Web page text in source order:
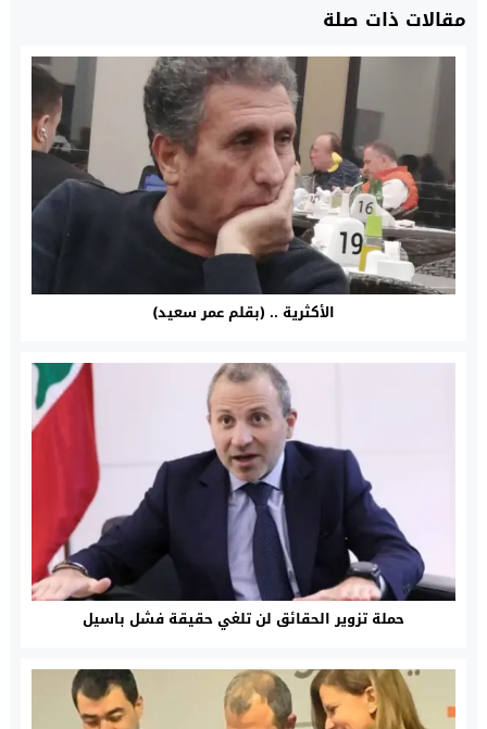
مقالات ذات صلة
الأكثرية .. (بقلم عمر سعيد)
حملة تزوير الحقائق لن تلغي حقيقة فشل باسيل